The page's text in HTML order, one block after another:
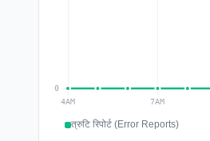
त्रुटि रिपोर्ट (Error Reports)